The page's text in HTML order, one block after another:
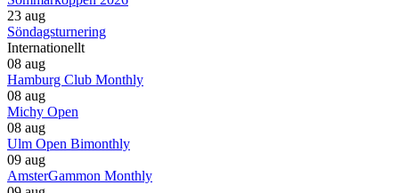
23 aug
Söndagsturnering
Internationellt
08 aug
Hamburg Club Monthly
08 aug
Michy Open
08 aug
Ulm Open Bimonthly
09 aug
AmsterGammon Monthly